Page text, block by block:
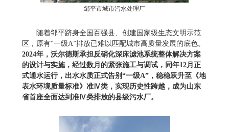
邹平市城市污水处理厂
随着邹平跻身全国百强县、创建国家级生态文明示范
区，原有“一级A”排放已难以匹配城市高质量发展的底色。
2024年，沃尔德斯承担反硝化深床滤池系统整体解决方案
的设计与实施，经过数月的紧张施工与调试， 同年12月正
式通水运行，出水水质正式告别“一级A”，稳稳跃升至《地
表水环境质量标准》准Ⅳ类，实现历史性跨越，成为山东
省首座全面达到准Ⅳ类排放的县级污水厂。